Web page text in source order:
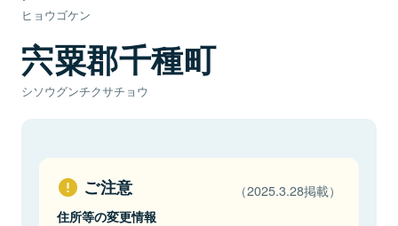
ヒョウゴケン
宍粟郡千種町
シソウグンチクサチョウ
ご注意 （2025.3.28掲載）
住所等の変更情報